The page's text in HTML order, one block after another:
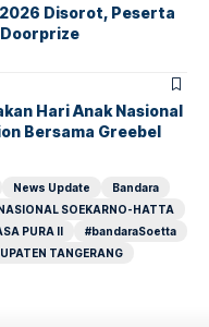
Disorot, Peserta
Hari Anak Nasional
Bersama Greebel
News Update
Bandara
SOEKARNO-HATTA
PURA II
#bandaraSoetta
TANGERANG